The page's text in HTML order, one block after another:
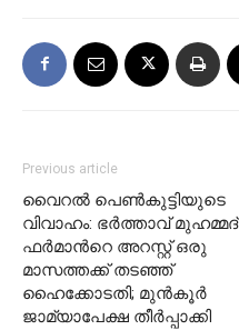
Previous article
വൈറൽ പെൺകുട്ടിയുടെ
വിവാഹം: ഭർത്താവ് മുഹമ്മദ്
ഫർമാന്‍റെ അറസ്റ്റ് ഒരു
മാസത്തക്ക് തടഞ്ഞ്
ഹൈക്കോടതി; മുൻകൂർ
ജാമ്യാപേക്ഷ തീർപ്പാക്കി